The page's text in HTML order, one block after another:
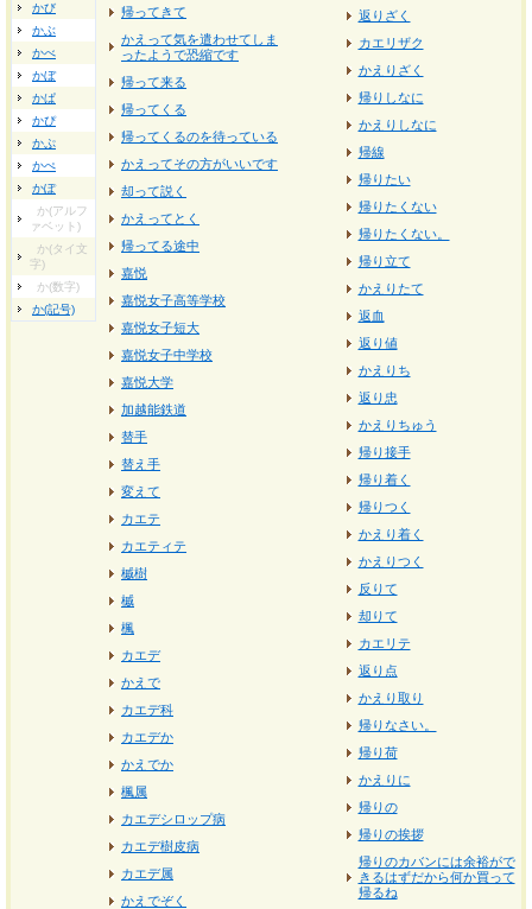
かび
かぶ
かべ
かぼ
かぱ
かぴ
かぷ
かぺ
かぽ
か(アルフ
ァベット)
か(タイ文
字)
か(数字)
か(記号)
帰ってきて
かえって気を遣わせてしま
ったようで恐縮です
帰って来る
帰ってくる
帰ってくるのを待っている
かえってその方がいいです
却って説く
かえってとく
帰ってる途中
嘉悦
嘉悦女子高等学校
嘉悦女子短大
嘉悦女子中学校
嘉悦大学
加越能鉄道
替手
替え手
変えて
カエテ
カエティテ
槭樹
槭
楓
カエデ
かえで
カエデ科
カエデか
かえでか
楓属
カエデシロップ病
カエデ樹皮病
カエデ属
かえでぞく
返りざく
カエリザク
かえりざく
帰りしなに
かえりしなに
帰線
帰りたい
帰りたくない
帰りたくない。
帰り立て
かえりたて
返血
返り値
かえりち
返り忠
かえりちゅう
帰り接手
帰り着く
帰りつく
かえり着く
かえりつく
反りて
却りて
カエリテ
返り点
かえり取り
帰りなさい。
帰り荷
かえりに
帰りの
帰りの挨拶
帰りのカバンには余裕がで
きるはずだから何か買って
帰るね